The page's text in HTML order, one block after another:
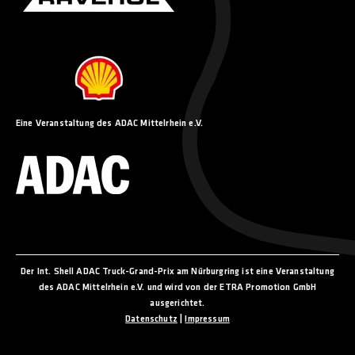
Eine Veranstaltung des ADAC Mittelrhein e.V.
Der Int. Shell ADAC Truck-Grand-Prix am Nürburgring ist eine Veranstaltung
des ADAC Mittelrhein e.V. und wird von der ETRA Promotion GmbH
ausgerichtet.
Datenschutz
Impressum